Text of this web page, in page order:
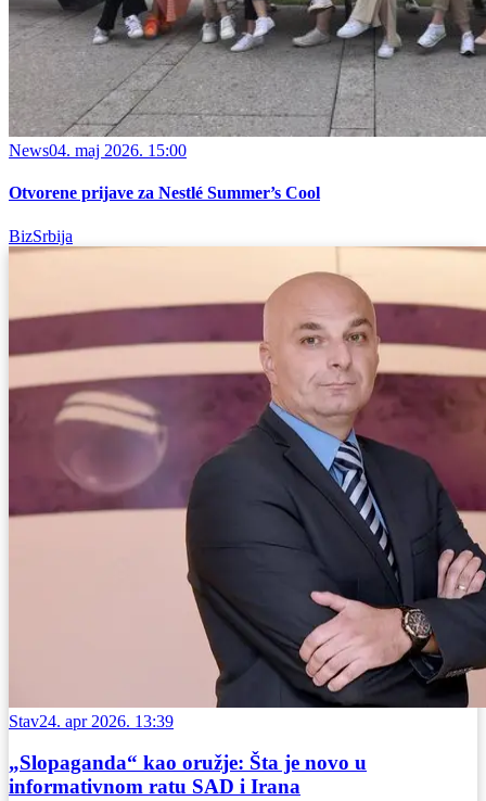
News04. maj 2026. 15:00
Otvorene prijave za Nestlé Summer’s Cool
BizSrbija
Stav24. apr 2026. 13:39
„Slopaganda“ kao oružje: Šta je novo u
informativnom ratu SAD i Irana